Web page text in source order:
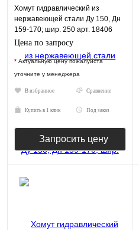
Хомут гидравлический из
нержавеющей стали Ду 150, Дн
159-170; шир. 250 арт. 18406
Цена по запросу
* Актуальную цену пожалуйста
уточните у менеджера
В избранное Сравнение
Купить в 1 клик Под заказ
Запросить цену